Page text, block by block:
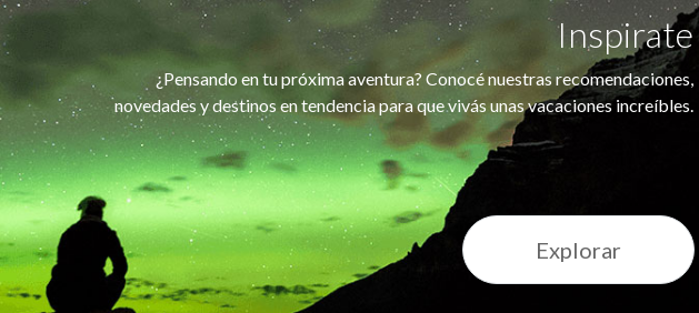
Inspirate
¿Pensando en tu próxima aventura? Conocé nuestras recomendaciones,
novedades y destinos en tendencia para que vivás unas vacaciones increíbles.
Explorar